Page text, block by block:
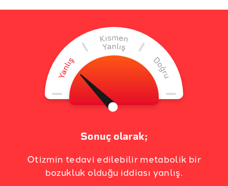
Sonuç olarak;
Otizmin tedavi edilebilir metabolik bir
bozukluk olduğu iddiası yanlış.